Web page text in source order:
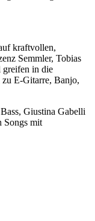
kraftvollen,
Semmler, Tobias
greifen in die
zu E-Gitarre, Banjo,
Giustina Gabelli
Songs mit